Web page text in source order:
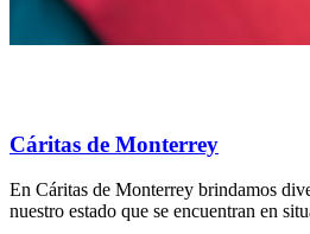
Cáritas de Monterrey
En Cáritas de Monterrey brindamos
nuestro estado que se encuentran en